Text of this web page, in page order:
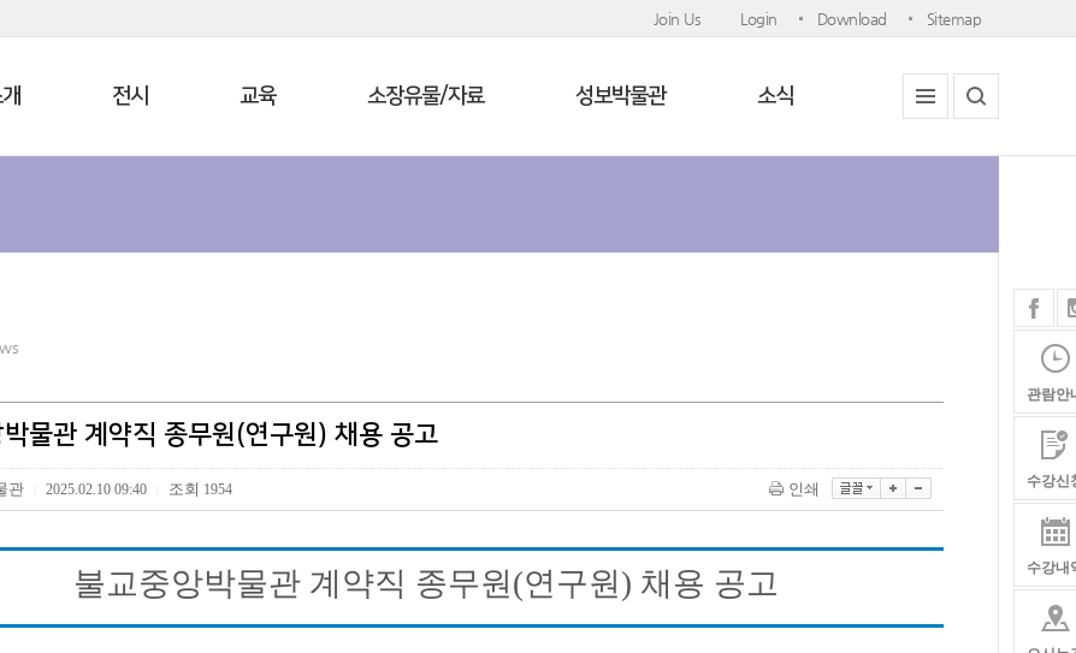
Join Us Login Download Sitemap
전시 교육 소장유물/자료 성보박물관 소식
물관 계약직 종무원(연구원) 채용 공고
관 2025.02.10 09:40 조회 1954 인쇄
불교중앙박물관 계약직 종무원(연구원) 채용 공고
관람안
수강신
수강내